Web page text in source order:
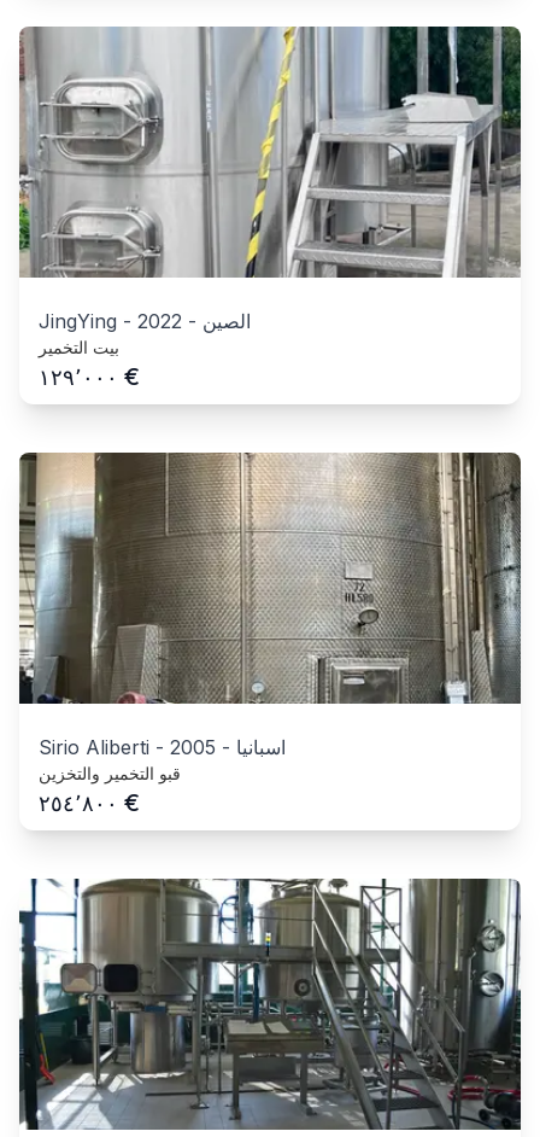
JingYing - 2022 - الصين
بيت التخمير
١٢٩٬٠٠٠ €
Sirio Aliberti - 2005 - اسبانيا
قبو التخمير والتخزين
٢٥٤٬٨٠٠ €